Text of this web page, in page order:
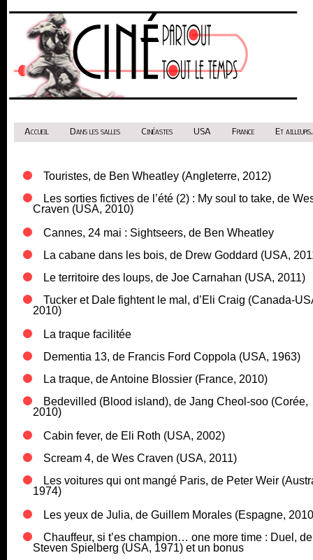
Accueil Dans les salles Cinéastes USA France Et
Touristes, de Ben Wheatley (Angleterre, 2012)
Les sorties fictives de l’été (2) : My soul to take, de
Craven (USA, 2010)
Cannes, 24 mai : Sightseers, de Ben Wheatley
La cabane dans les bois, de Drew Goddard (USA,
Le territoire des loups, de Joe Carnahan (USA, 2011)
Tucker et Dale fightent le mal, d’Eli Craig (Canada-
2010)
La traque facilitée
Dementia 13, de Francis Ford Coppola (USA, 1963)
La traque, de Antoine Blossier (France, 2010)
Bedevilled (Blood island), de Jang Cheol-soo (Corée,
2010)
Cabin fever, de Eli Roth (USA, 2002)
Scream 4, de Wes Craven (USA, 2011)
Les voitures qui ont mangé Paris, de Peter Weir
1974)
Les yeux de Julia, de Guillem Morales (Espagne,
Chauffeur, si t’es champion… one more time : Duel, de
Steven Spielberg (USA, 1971) et un bonus